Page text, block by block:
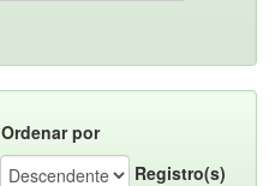
Ordenar por
Registro(s)